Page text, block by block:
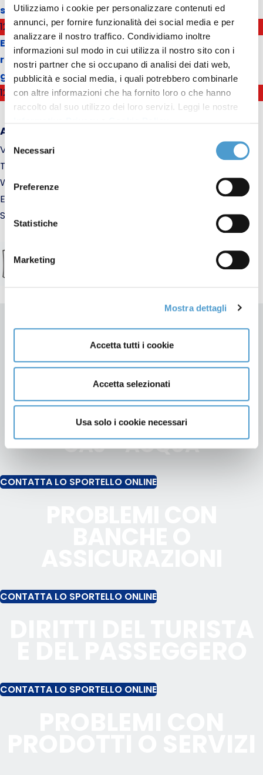
Utilizziamo i cookie per personalizzare contenuti ed
annunci, per fornire funzionalità dei social media e per
analizzare il nostro traffico. Condividiamo inoltre
informazioni sul modo in cui utilizza il nostro sito con i
nostri partner che si occupano di analisi dei dati web,
pubblicità e social media, i quali potrebbero combinarle
con altre informazioni che ha fornito loro o che hanno
raccolto dal suo utilizzo dei loro servizi. Leggi le nostre
del
consenso
Necessari
Preferenze
Statistiche
Marketing
Mostra dettagli
Accetta tutti i cookie
Accetta selezionati
Usa solo i cookie necessari
sezione
12 Mag
Energia e contratti telefonici: necessarie nuove
regole per evitare rischio di rimanere senza luce e
gestore
12 Mag
ASSOCIAZIONE CONSUMATORI PIEMONTE
Via Bologna, 5 - 15100 Alessandria AL
Telefono: 0131 341 120 - Fax: 011 0131 341 120
WhatsApp 346 132 68 39 (solo messaggi di testo)
E-mail:
Sito internet:
SPORTELLO ONLINE ACP ALESSANDRIA
Informazioni e assistenza
UTENZE E BOLLETTE
TELEFONIA - ENERGIA -
GAS - ACQUA
CONTATTA LO SPORTELLO ONLINE
CONTATTA LO SPORTELLO ONLINE
CONTATTA LO SPORTELLO ONLINE